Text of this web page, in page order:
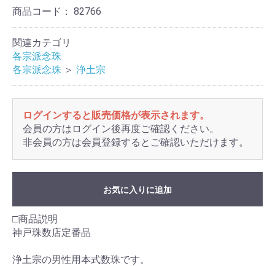
商品コード： 82766
関連カテゴリ
各宗派念珠
各宗派念珠 ＞ 浄土宗
ログインすると販売価格が表示されます。
会員の方はログイン後再度ご確認ください。
非会員の方は会員登録するとご確認いただけます。
お気に入りに追加
□商品説明
神戸珠数店定番品
浄土宗の男性用本式数珠です。